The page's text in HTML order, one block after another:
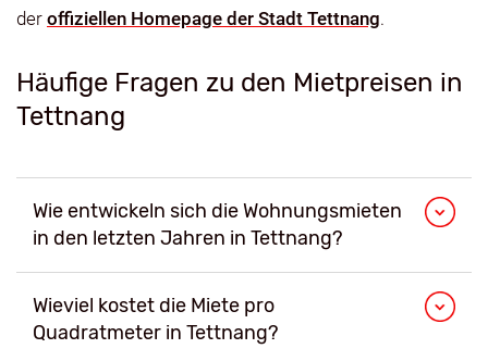
der offiziellen Homepage der Stadt Tettnang.
Häufige Fragen zu den Mietpreisen in
Tettnang
Wie entwickeln sich die Wohnungsmieten
in den letzten Jahren in Tettnang?
Wieviel kostet die Miete pro
Quadratmeter in Tettnang?